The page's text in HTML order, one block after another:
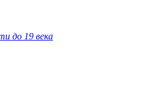
до 19 века